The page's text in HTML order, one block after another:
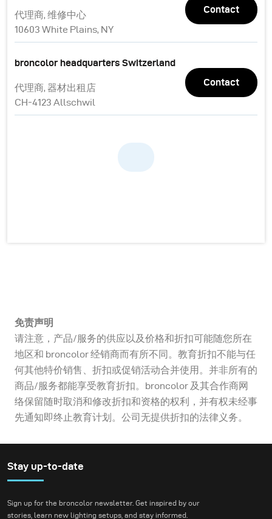
代理商, 维修中心
10603 White Plains, NY
Contact
broncolor headquarters Switzerland
代理商, 器材出租店
CH-4123 Allschwil
Contact
免责声明
请注意，产品/服务的供应以及价格和折扣可能随您所在
地区和 broncolor 经销商而有所不同。教育折扣不能与任
何其他特价销售、折扣或促销活动合并使用。并非所有的
商品/服务都能享受教育折扣。broncolor 及其合作商网
络保留随时取消和修改折扣和资格的权利，并有权未经事
先通知即终止教育计划。公司无提供折扣的法律义务。
Stay up-to-date
Sign up for the broncolor newsletter. Get inspired by our
stories, learn new lighting setups, and stay informed.